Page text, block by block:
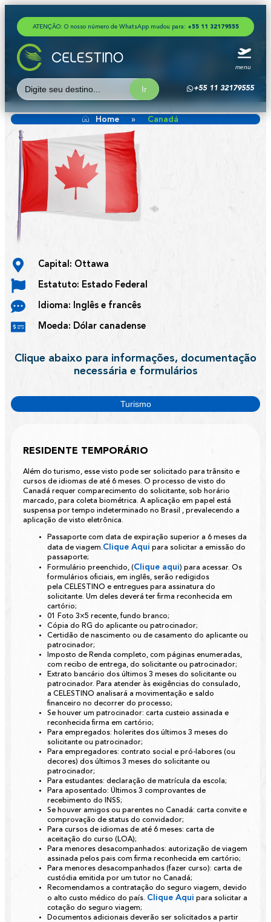
ATENÇÃO: O nosso número de WhatsApp mudou para: + 55 1 1 321 79555
menu
Search
for:
+55 11 32179555
Canadá
Home » Canadá
Capital: Ottawa
Estatuto: Estado Federal
Idioma: Inglês e francês
Moeda: Dólar canadense
Clique abaixo para informações, documentação
necessária e formulários
Turismo
RESIDENTE TEMPORÁRIO
Além do turismo, esse visto pode ser solicitado para trânsito e
cursos de idiomas de até 6 meses. O processo de visto do
Canadá requer comparecimento do solicitante, sob horário
marcado, para coleta biométrica. A aplicação em papel está
suspensa por tempo indeterminado no Brasil , prevalecendo a
aplicação de visto eletrônica.
Passaporte com data de expiração superior a 6 meses da
data de viagem.Clique Aqui para solicitar a emissão do
passaporte;
Formulário preenchido, (Clique aqui) para acessar. Os
formulários oficiais, em inglês, serão redigidos
pela CELESTINO e entregues para assinatura do
solicitante. Um deles deverá ter firma reconhecida em
cartório;
01 Foto 3×5 recente, fundo branco;
Cópia do RG do aplicante ou patrocinador;
Certidão de nascimento ou de casamento do aplicante ou
patrocinador;
Imposto de Renda completo, com páginas enumeradas,
com recibo de entrega, do solicitante ou patrocinador;
Extrato bancário dos últimos 3 meses do solicitante ou
patrocinador. Para atender às exigências do consulado,
a CELESTINO analisará a movimentação e saldo
financeiro no decorrer do processo;
Se houver um patrocinador: carta custeio assinada e
reconhecida firma em cartório;
Para empregados: holerites dos últimos 3 meses do
solicitante ou patrocinador;
Para empregadores: contrato social e pró-labores (ou
decores) dos últimos 3 meses do solicitante ou
patrocinador;
Para estudantes: declaração de matrícula da escola;
Para aposentado: Últimos 3 comprovantes de
recebimento do INSS;
Se houver amigos ou parentes no Canadá: carta convite e
comprovação de status do convidador;
Para cursos de idiomas de até 6 meses: carta de
aceitação do curso (LOA);
Para menores desacompanhados: autorização de viagem
assinada pelos pais com firma reconhecida em cartório;
Para menores desacompanhados (fazer curso): carta de
custódia emitida por um tutor no Canadá;
Recomendamos a contratação do seguro viagem, devido
o alto custo médico do país. Clique Aqui para solicitar a
cotação do seguro viagem;
Documentos adicionais deverão ser solicitados a partir